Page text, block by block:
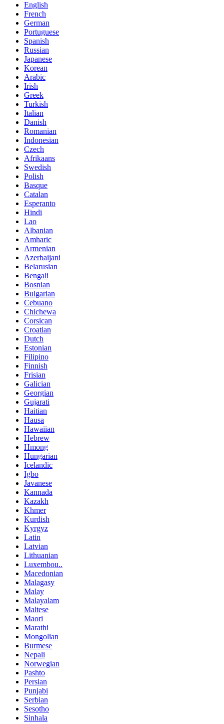
English
French
German
Portuguese
Spanish
Russian
Japanese
Korean
Arabic
Irish
Greek
Turkish
Italian
Danish
Romanian
Indonesian
Czech
Afrikaans
Swedish
Polish
Basque
Catalan
Esperanto
Hindi
Lao
Albanian
Amharic
Armenian
Azerbaijani
Belarusian
Bengali
Bosnian
Bulgarian
Cebuano
Chichewa
Corsican
Croatian
Dutch
Estonian
Filipino
Finnish
Frisian
Galician
Georgian
Gujarati
Haitian
Hausa
Hawaiian
Hebrew
Hmong
Hungarian
Icelandic
Igbo
Javanese
Kannada
Kazakh
Khmer
Kurdish
Kyrgyz
Latin
Latvian
Lithuanian
Luxembou..
Macedonian
Malagasy
Malay
Malayalam
Maltese
Maori
Marathi
Mongolian
Burmese
Nepali
Norwegian
Pashto
Persian
Punjabi
Serbian
Sesotho
Sinhala